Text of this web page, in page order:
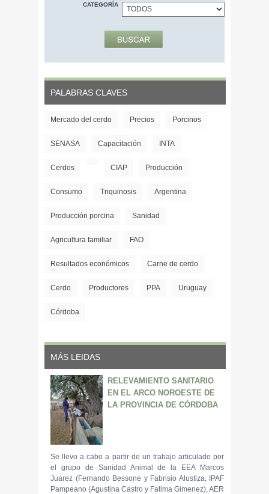
CATEGORÍA
PALABRAS CLAVES
Mercado del cerdo Precios Porcinos
SENASA Capacitación INTA
Cerdos CIAP Producción
Consumo Triquinosis Argentina
Producción porcina Sanidad
Agricultura familiar FAO
Resultados económicos Carne de cerdo
Cerdo Productores PPA Uruguay
Córdoba
MÁS LEIDAS
RELEVAMIENTO SANITARIO
EN EL ARCO NOROESTE DE
LA PROVINCIA DE CÓRDOBA
Se llevo a cabo a partir de un trabajo articulado por
el grupo de Sanidad Animal de la EEA Marcos
Juarez (Fernando Bessone y Fabrisio Alustiza, IPAF
Pampeano (Agustina Castro y Fatima Gimenez), AER